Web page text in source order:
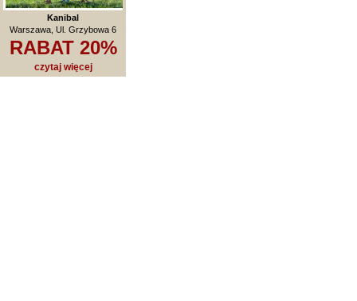
Kanibal
Warszawa, Ul. Grzybowa 6
RABAT 20%
czytaj więcej